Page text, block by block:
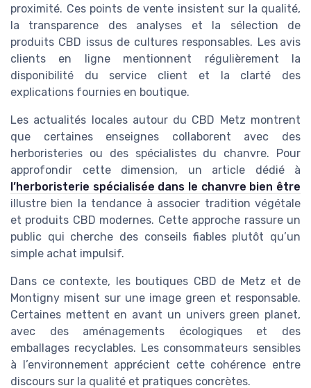
proximité. Ces points de vente insistent sur la qualité,
la transparence des analyses et la sélection de
produits CBD issus de cultures responsables. Les avis
clients en ligne mentionnent régulièrement la
disponibilité du service client et la clarté des
explications fournies en boutique.
Les actualités locales autour du CBD Metz montrent
que certaines enseignes collaborent avec des
herboristeries ou des spécialistes du chanvre. Pour
approfondir cette dimension, un article dédié à
l’herboristerie spécialisée dans le chanvre bien être
illustre bien la tendance à associer tradition végétale
et produits CBD modernes. Cette approche rassure un
public qui cherche des conseils fiables plutôt qu’un
simple achat impulsif.
Dans ce contexte, les boutiques CBD de Metz et de
Montigny misent sur une image green et responsable.
Certaines mettent en avant un univers green planet,
avec des aménagements écologiques et des
emballages recyclables. Les consommateurs sensibles
à l’environnement apprécient cette cohérence entre
discours sur la qualité et pratiques concrètes.